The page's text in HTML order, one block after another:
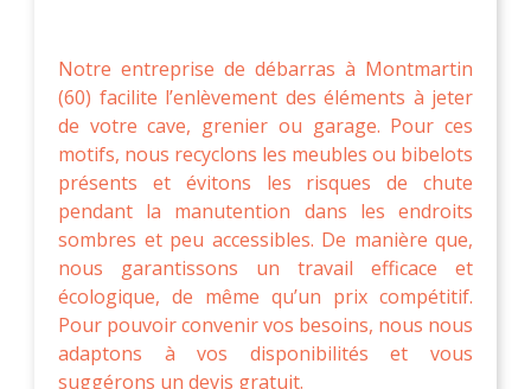
Notre entreprise de débarras à Montmartin
(60) facilite l’enlèvement des éléments à jeter
de votre cave, grenier ou garage. Pour ces
motifs, nous recyclons les meubles ou bibelots
présents et évitons les risques de chute
pendant la manutention dans les endroits
sombres et peu accessibles. De manière que,
nous garantissons un travail efficace et
écologique, de même qu’un prix compétitif.
Pour pouvoir convenir vos besoins, nous nous
adaptons à vos disponibilités et vous
suggérons un devis gratuit.